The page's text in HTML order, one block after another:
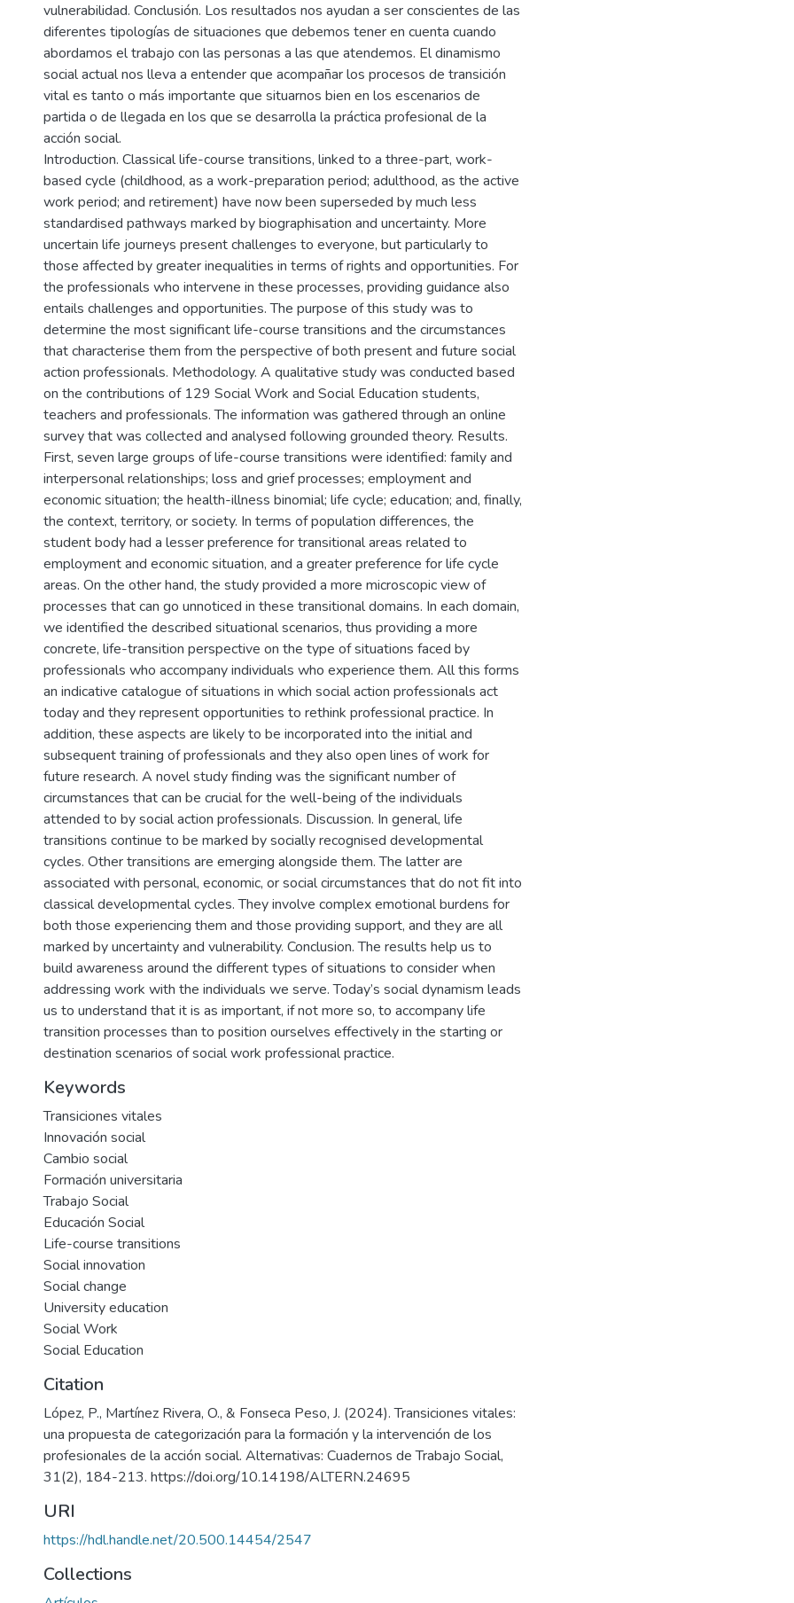
vulnerabilidad. Conclusión. Los resultados nos ayudan a ser conscientes de las
diferentes tipologías de situaciones que debemos tener en cuenta cuando
abordamos el trabajo con las personas a las que atendemos. El dinamismo
social actual nos lleva a entender que acompañar los procesos de transición
vital es tanto o más importante que situarnos bien en los escenarios de
partida o de llegada en los que se desarrolla la práctica profesional de la
acción social.
Introduction. Classical life-course transitions, linked to a three-part, work-
based cycle (childhood, as a work-preparation period; adulthood, as the active
work period; and retirement) have now been superseded by much less
standardised pathways marked by biographisation and uncertainty. More
uncertain life journeys present challenges to everyone, but particularly to
those affected by greater inequalities in terms of rights and opportunities. For
the professionals who intervene in these processes, providing guidance also
entails challenges and opportunities. The purpose of this study was to
determine the most significant life-course transitions and the circumstances
that characterise them from the perspective of both present and future social
action professionals. Methodology. A qualitative study was conducted based
on the contributions of 129 Social Work and Social Education students,
teachers and professionals. The information was gathered through an online
survey that was collected and analysed following grounded theory. Results.
First, seven large groups of life-course transitions were identified: family and
interpersonal relationships; loss and grief processes; employment and
economic situation; the health-illness binomial; life cycle; education; and, finally,
the context, territory, or society. In terms of population differences, the
student body had a lesser preference for transitional areas related to
employment and economic situation, and a greater preference for life cycle
areas. On the other hand, the study provided a more microscopic view of
processes that can go unnoticed in these transitional domains. In each domain,
we identified the described situational scenarios, thus providing a more
concrete, life-transition perspective on the type of situations faced by
professionals who accompany individuals who experience them. All this forms
an indicative catalogue of situations in which social action professionals act
today and they represent opportunities to rethink professional practice. In
addition, these aspects are likely to be incorporated into the initial and
subsequent training of professionals and they also open lines of work for
future research. A novel study finding was the significant number of
circumstances that can be crucial for the well-being of the individuals
attended to by social action professionals. Discussion. In general, life
transitions continue to be marked by socially recognised developmental
cycles. Other transitions are emerging alongside them. The latter are
associated with personal, economic, or social circumstances that do not fit into
classical developmental cycles. They involve complex emotional burdens for
both those experiencing them and those providing support, and they are all
marked by uncertainty and vulnerability. Conclusion. The results help us to
build awareness around the different types of situations to consider when
addressing work with the individuals we serve. Today’s social dynamism leads
us to understand that it is as important, if not more so, to accompany life
transition processes than to position ourselves effectively in the starting or
destination scenarios of social work professional practice.
Keywords
Transiciones vitales
Innovación social
Cambio social
Formación universitaria
Trabajo Social
Educación Social
Life-course transitions
Social innovation
Social change
University education
Social Work
Social Education
Citation
López, P., Martínez Rivera, O., & Fonseca Peso, J. (2024). Transiciones vitales:
una propuesta de categorización para la formación y la intervención de los
profesionales de la acción social. Alternativas: Cuadernos de Trabajo Social,
31(2), 184-213. https://doi.org/10.14198/ALTERN.24695
URI
https://hdl.handle.net/20.500.14454/2547
Collections